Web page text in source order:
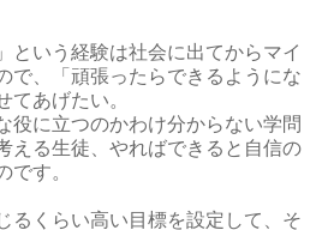
という経験は社会に出てからマイ
で、「頑張ったらできるようにな
てあげたい。
役に立つのかわけ分からない学問
える生徒、やればできると自信の
です。
るくらい高い目標を設定して、そ